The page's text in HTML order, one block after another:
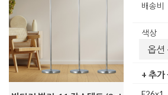
배송비
색상
+ 추가